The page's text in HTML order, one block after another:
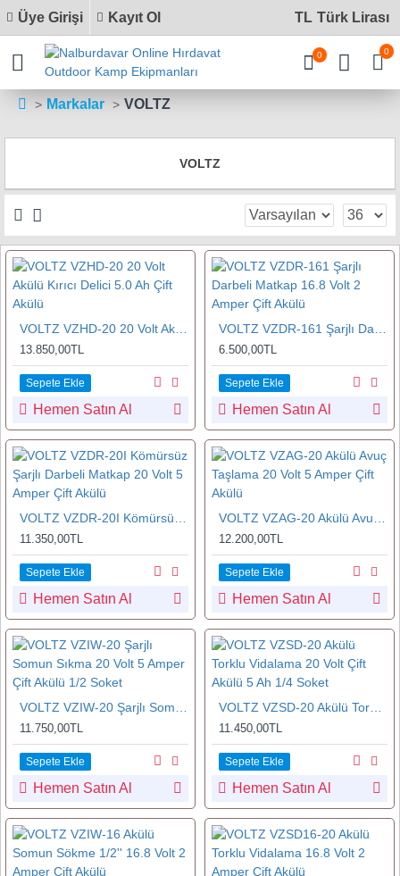
Üye Girişi Kayıt Ol TL Türk Lirası
0 0
Markalar VOLTZ
VOLTZ
13.850,00TL
Sepete Ekle
Hemen Satın Al
6.500,00TL
Sepete Ekle
Hemen Satın Al
11.350,00TL
Sepete Ekle
Hemen Satın Al
12.200,00TL
Sepete Ekle
Hemen Satın Al
11.750,00TL
Sepete Ekle
Hemen Satın Al
VOLTZ VZSD-20 Akülü Torklu Vidalama 20 Volt Çift Akülü 5 Ah 1/4 Soket
11.450,00TL
Sepete Ekle
Hemen Satın Al